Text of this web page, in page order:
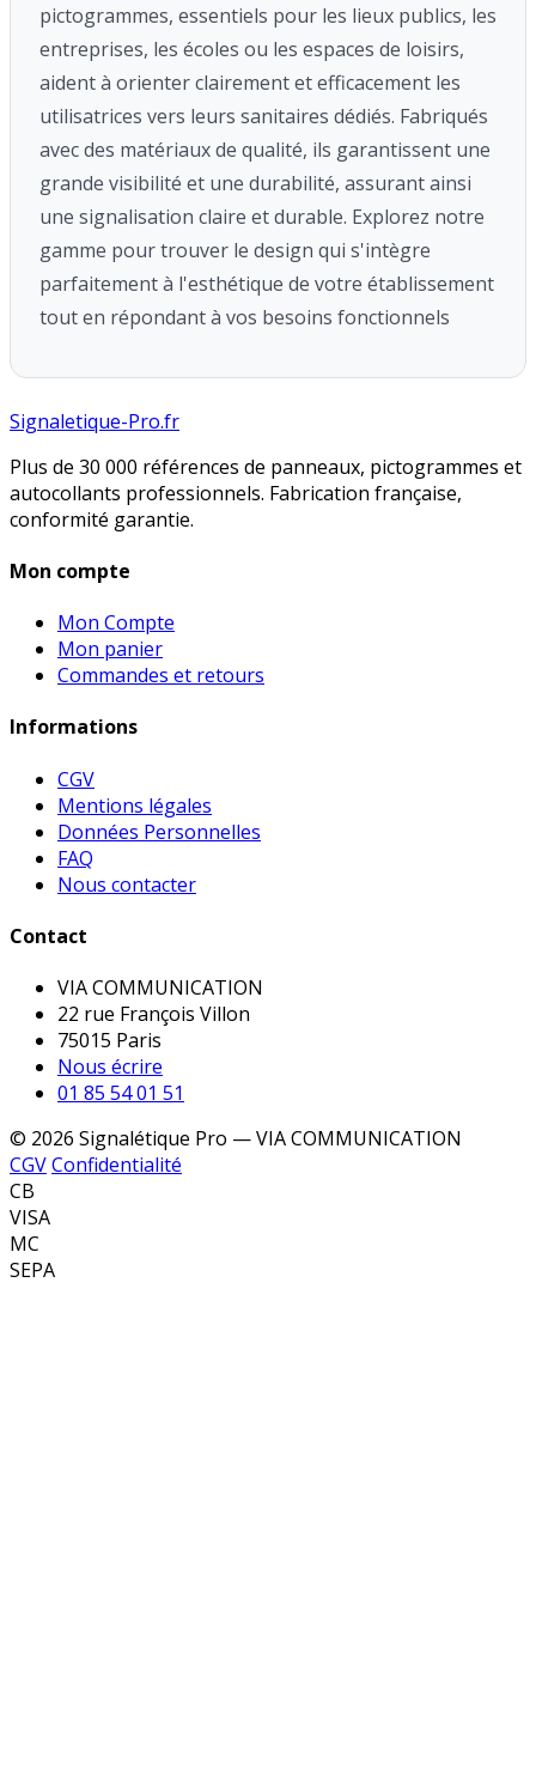
pictogrammes, essentiels pour les lieux publics, les
entreprises, les écoles ou les espaces de loisirs,
aident à orienter clairement et efficacement les
utilisatrices vers leurs sanitaires dédiés. Fabriqués
avec des matériaux de qualité, ils garantissent une
grande visibilité et une durabilité, assurant ainsi
une signalisation claire et durable. Explorez notre
gamme pour trouver le design qui s'intègre
parfaitement à l'esthétique de votre établissement
tout en répondant à vos besoins fonctionnels
Signaletique-Pro.fr
Plus de 30 000 références de panneaux, pictogrammes et
autocollants professionnels. Fabrication française,
conformité garantie.
Mon compte
Mon Compte
Mon panier
Commandes et retours
Informations
CGV
Mentions légales
Données Personnelles
FAQ
Nous contacter
Contact
VIA COMMUNICATION
22 rue François Villon
75015 Paris
Nous écrire
01 85 54 01 51
© 2026 Signalétique Pro — VIA COMMUNICATION
CGVConfidentialité
CB
VISA
MC
SEPA